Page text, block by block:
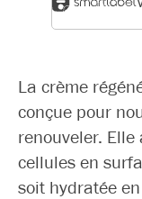
La crème
conçue pour
renouveler.
cellules en
soit hydratée